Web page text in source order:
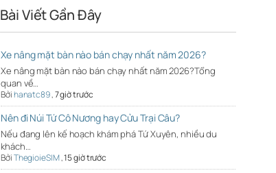
Bài Viết Gần Đây
Xe nâng mặt bàn nào bán chạy nhất năm 2026?
Xe nâng mặt bàn nào bán chạy nhất năm 2026?Tổng
quan về…
Bởihanatc89,7 giờ trước
Nên đi Núi Tứ Cô Nương hay Cửu Trại Câu?
Nếu đang lên kế hoạch khám phá Tứ Xuyên, nhiều du
khách…
BởiThegioieSIM,15 giờ trước